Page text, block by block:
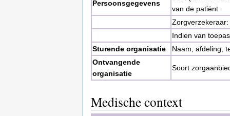
Persoonsgegevens
van de patiënt
Indien van
Sturende organisatie
Naam, afdeling,
Ontvangende
organisatie
Soort
Medische context